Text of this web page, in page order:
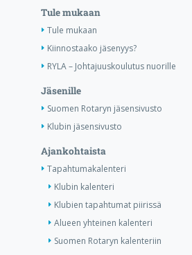
Tule mukaan
Tule mukaan
Kiinnostaako jäsenyys?
RYLA – Johtajuuskoulutus nuorille
Jäsenille
Suomen Rotaryn jäsensivusto
Klubin jäsensivusto
Ajankohtaista
Tapahtumakalenteri
Klubin kalenteri
Klubien tapahtumat piirissä
Alueen yhteinen kalenteri
Suomen Rotaryn kalenteriin